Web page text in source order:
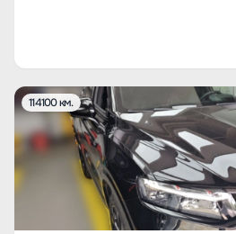
114100 км.